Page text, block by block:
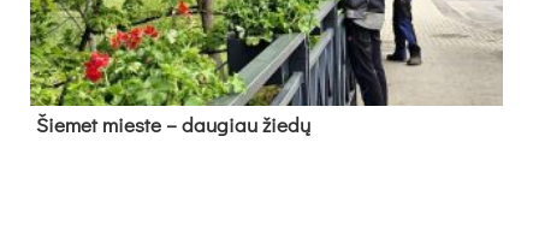
Šie­met mies­te – dau­giau žie­dų